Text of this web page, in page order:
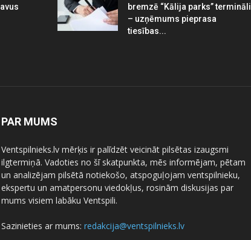
bremzē “Kālija parks” termināli
– uzņēmums pieprasa
tiesības...
PAR MUMS
Ventspilnieks.lv mērķis ir palīdzēt veicināt pilsētas izaugsmi
ilgtermiņā. Vadoties no šī skatpunkta, mēs informējam, pētam
un analizējam pilsētā notiekošo, atspoguļojam ventspilnieku,
ekspertu un amatpersonu viedokļus, rosinām diskusijas par
mums visiem labāku Ventspili.
Sazinieties ar mums: redakcija@ventspilnieks.lv